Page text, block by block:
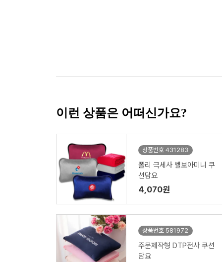
이런 상품은 어떠신가요?
상품번호 431283
폴리 극세사 벨보아미니 쿠
션담요
4,070원
상품번호 581972
주문제작형 DTP전사 쿠션
담요